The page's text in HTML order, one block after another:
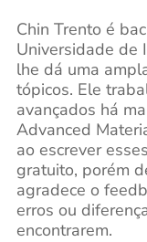
Chin Trento é
Universidade de
lhe dá uma
tópicos. Ele
avançados há
Advanced
ao escrever
gratuito, porém
agradece o
erros ou
encontrarem.